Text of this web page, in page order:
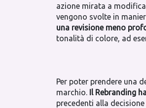
azione mirata a
vengono svolte in
una revisione meno
tonalità di colore, ad
Per poter prendere una
marchio. Il Rebranding
precedenti alla